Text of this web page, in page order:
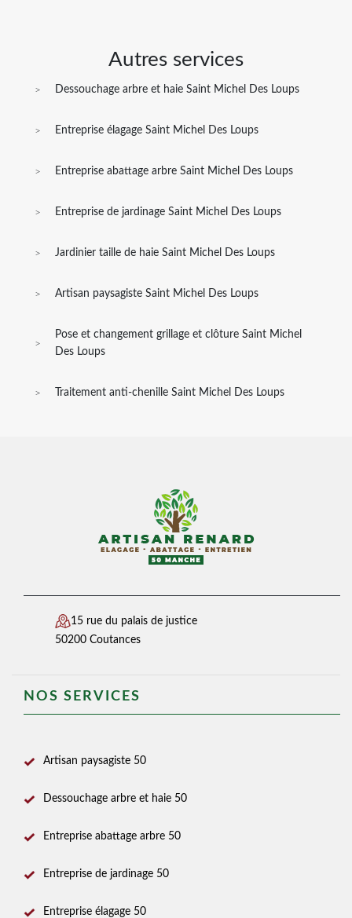
Autres services
Dessouchage arbre et haie Saint Michel Des Loups
Entreprise élagage Saint Michel Des Loups
Entreprise abattage arbre Saint Michel Des Loups
Entreprise de jardinage Saint Michel Des Loups
Jardinier taille de haie Saint Michel Des Loups
Artisan paysagiste Saint Michel Des Loups
Pose et changement grillage et clôture Saint Michel
Des Loups
Traitement anti-chenille Saint Michel Des Loups
15 rue du palais de justice
50200 Coutances
NOS SERVICES
Artisan paysagiste 50
Dessouchage arbre et haie 50
Entreprise abattage arbre 50
Entreprise de jardinage 50
Entreprise élagage 50